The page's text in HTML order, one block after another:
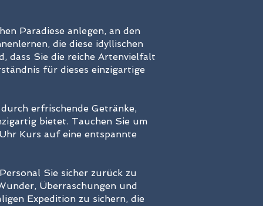
Paradiese anlegen, an den
die diese idyllischen
dass Sie die reiche Artenvielfalt
für dieses einzigartige
erfrischende Getränke,
bietet. Tauchen Sie um
Kurs auf eine entspannte
Sie sicher zurück zu
Überraschungen und
Expedition zu sichern, die